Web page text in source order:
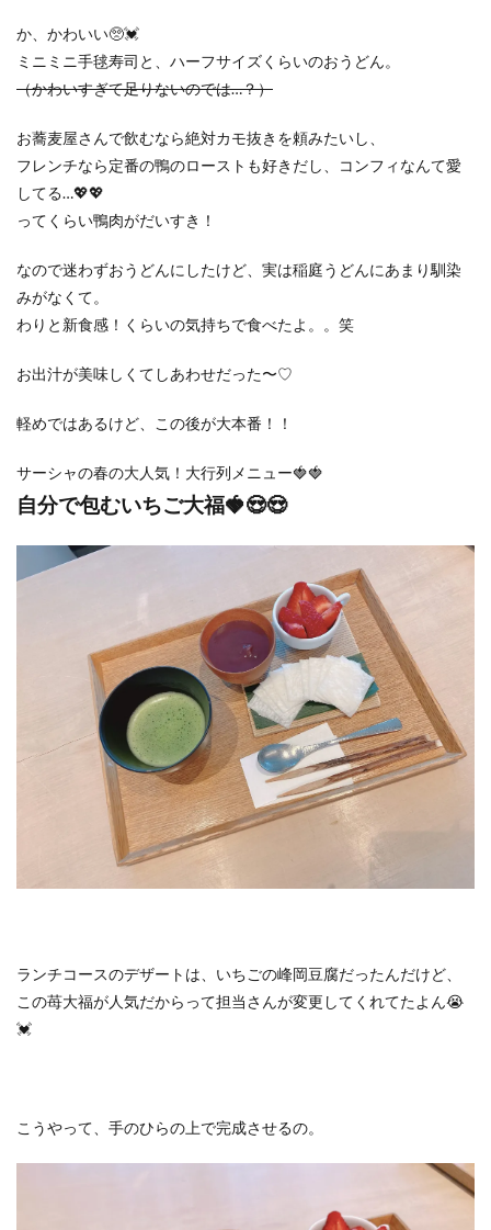
か、かわいい🥺💓
ミニミニ手毬寿司と、ハーフサイズくらいのおうどん。
（かわいすぎて足りないのでは…？）
お蕎麦屋さんで飲むなら絶対カモ抜きを頼みたいし、
フレンチなら定番の鴨のローストも好きだし、コンフィなんて愛
してる…💖💖
ってくらい鴨肉がだいすき！
なので迷わずおうどんにしたけど、実は稲庭うどんにあまり馴染
みがなくて。
わりと新食感！くらいの気持ちで食べたよ。。笑
お出汁が美味しくてしあわせだった〜♡
軽めではあるけど、この後が大本番！！
サーシャの春の大人気！大行列メニュー🍓🍓
自分で包むいちご大福🍓😍😍
ランチコースのデザートは、いちごの峰岡豆腐だったんだけど、
この苺大福が人気だからって担当さんが変更してくれてたよん😭
💓
こうやって、手のひらの上で完成させるの。